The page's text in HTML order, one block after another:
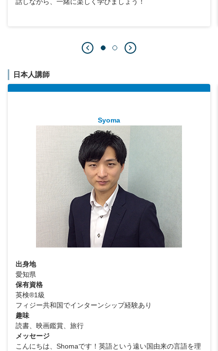
日本人講師
Syoma
出身地
愛知県
保有資格
英検®1級
フィジー共和国でインターンシップ経験あり
趣味
読書、映画鑑賞、旅行
メッセージ
こんにちは、Shomaです！英語という遠い国由来の言語を理